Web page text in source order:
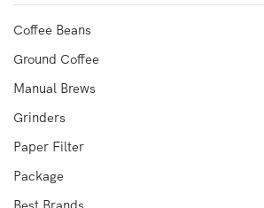
Coffee Beans
Ground Coffee
Manual Brews
Grinders
Paper Filter
Package